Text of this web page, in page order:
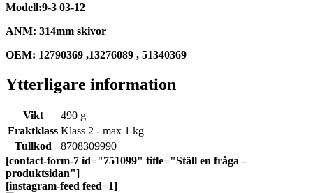
Modell:9-3 03-12
ANM: 314mm skivor
OEM: 12790369 ,13276089 , 51340369
Ytterligare information
Vikt
490 g
Fraktklass Klass 2 - max 1 kg
Tullkod
8708309990
[contact-form-7 id="751099" title="Ställ en fråga –
produktsidan"]
[instagram-feed feed=1]